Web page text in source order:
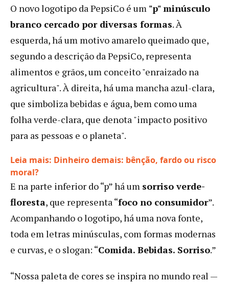
O novo logotipo da PepsiCo é um "p" minúsculo
branco cercado por diversas formas. À
esquerda, há um motivo amarelo queimado que,
segundo a descrição da PepsiCo, representa
alimentos e grãos, um conceito "enraizado na
agricultura". À direita, há uma mancha azul-clara,
que simboliza bebidas e água, bem como uma
folha verde-clara, que denota "impacto positivo
para as pessoas e o planeta".
Leia mais: Dinheiro demais: bênção, fardo ou risco
moral?:
PepsiCo:
rebranding
e
a
estratégia
para
deixar
E na parte inferior do “p” há um sorriso verde-
floresta, que representa “foco no consumidor”.
Acompanhando o logotipo, há uma nova fonte,
toda em letras minúsculas, com formas modernas
e curvas, e o slogan: “Comida. Bebidas. Sorriso.”
“Nossa paleta de cores se inspira no mundo real —